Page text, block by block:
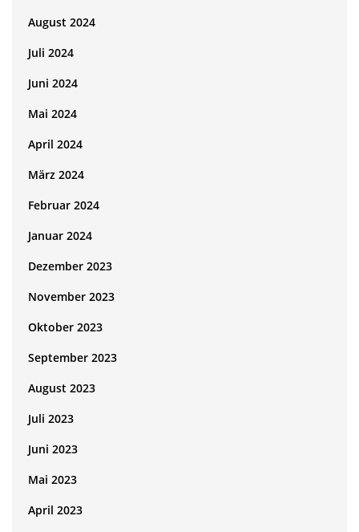
August 2024
Juli 2024
Juni 2024
Mai 2024
April 2024
März 2024
Februar 2024
Januar 2024
Dezember 2023
November 2023
Oktober 2023
September 2023
August 2023
Juli 2023
Juni 2023
Mai 2023
April 2023